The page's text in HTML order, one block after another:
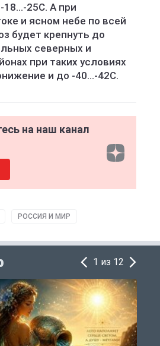
25С. А при
и ясном небе по всей
будет крепнуть до
северных и
при таких условиях
и до -40...-42С.
на наш канал
РОССИЯ И МИР
1 из 12